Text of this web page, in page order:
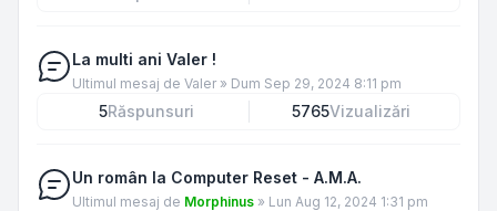
La multi ani Valer !
Ultimul mesaj de Valer » Dum Sep 29, 2024 8:11 pm
5Răspunsuri 5765Vizualizări
Un român la Computer Reset - A.M.A.
Ultimul mesaj de Morphinus » Lun Aug 12, 2024 1:31 pm